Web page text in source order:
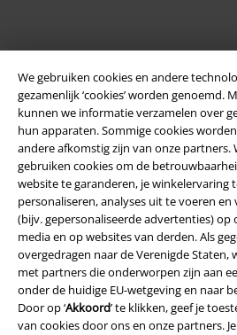
We gebruiken cookies en andere
gezamenlijk ‘cookies’ worden genoemd.
kunnen we informatie verzamelen over
hun apparaten. Sommige cookies
andere afkomstig zijn van onze partners.
gebruiken cookies om de
website te garanderen, je winkelervaring
personaliseren, analyses uit te voeren
(bijv. gepersonaliseerde advertenties) op
media en op websites van derden. Als
overgedragen naar de Verenigde Staten,
met partners die onderworpen zijn aan
onder de huidige EU-wetgeving en naar
Door op ‘Akkoord’ te klikken, geef je
van cookies door ons en onze partners.
Legal
Algemene Voorwaarden
Bedrijfsgegevens
Privacyverklaring
Verklaring van conformiteit